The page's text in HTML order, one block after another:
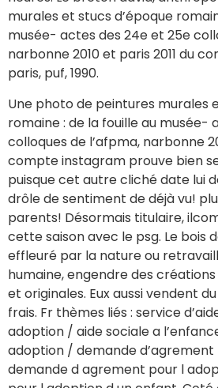
murales et stucs d’époque
musée- actes des 24e et 25e
narbonne 2010 et paris 2011 du
paris, puf, 1990.
Une photo de peintures murales
romaine : de la fouille au musée-
colloques de l’afpma, narbonne
compte instagram prouve bien
puisque cet autre cliché date lui
drôle de sentiment de déjà vu!
parents! Désormais titulaire,
cette saison avec le psg. Le bois
effleuré par la nature ou
humaine, engendre des
et originales. Eux aussi vendent
frais. Fr thèmes liés : service
adoption / aide sociale a
adoption / demande d’agrement
demande d agrement pour l